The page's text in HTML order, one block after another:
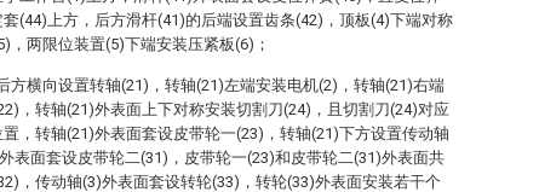
(44)上方，后方滑杆(41)的后端设置齿条(42)，顶板(4)下端对称
，两限位装置(5)下端安装压紧板(6)；
方横向设置转轴(21)，转轴(21)左端安装电机(2)，转轴(21)右端
，转轴(21)外表面上下对称安装切割刀(24)，且切割刀(24)对应
，转轴(21)外表面套设皮带轮一(23)，转轴(21)下方设置传动轴
表面套设皮带轮二(31)，皮带轮一(23)和皮带轮二(31)外表面共
，传动轴(3)外表面套设转轮(33)，转轮(33)外表面安装若干个